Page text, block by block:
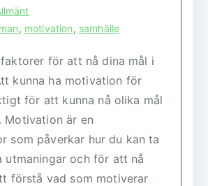
, motivation, samhälle
för att nå dina mål i
kunna ha motivation för
för att kunna nå olika mål
Motivation är en
som påverkar hur du kan ta
utmaningar och för att nå
förstå vad som motiverar